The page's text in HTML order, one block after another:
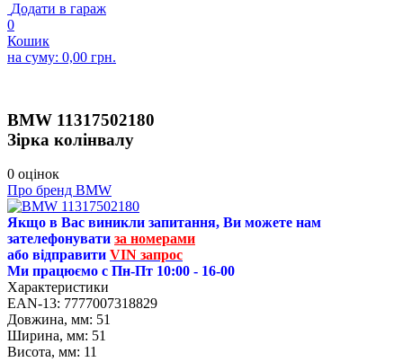
Додати в гараж
0
Кошик
на суму: 0,00 грн.
BMW 11317502180
Зірка колінвалу
0 оцінок
Про бренд BMW
Якщо в Вас виникли запитання, Ви можете нам
зателефонувати за номерами
або відправити VIN запрос
Ми працюємо с Пн-Пт 10:00 - 16-00
Характеристики
EAN-13: 7777007318829
Довжина, мм: 51
Ширина, мм: 51
Висота, мм: 11